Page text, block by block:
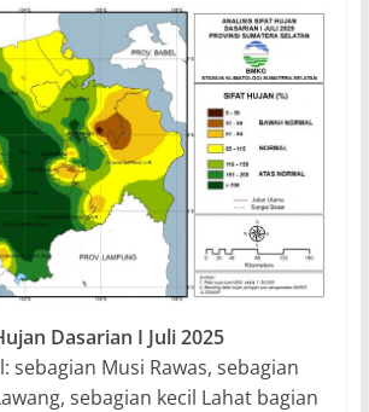
Dasarian I Juli 2025
sebagian Musi Rawas, sebagian
sebagian kecil Lahat bagian